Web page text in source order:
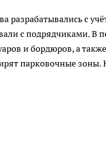
разрабатывались с
с подрядчиками. В
и бордюров, а
парковочные